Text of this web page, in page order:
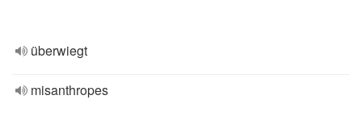
überwiegt
misanthropes